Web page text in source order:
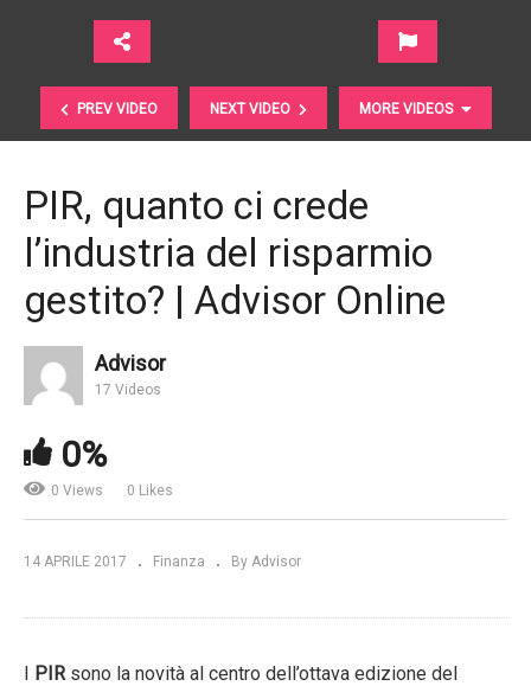
PREV VIDEO NEXT VIDEO MORE VIDEOS
Investire con testa e cuore. La finanza
PIR, quanto ci crede
l’industria del risparmio
gestito? | Advisor Online
Advisor
17 Videos
0%
0 Views 0 Likes
14 APRILE 2017 Finanza By Advisor
I PIRsono la novità al centro dell’ottava edizione del